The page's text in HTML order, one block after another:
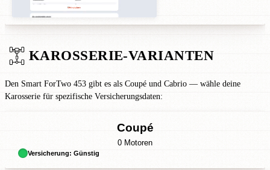
KAROSSERIE-VARIANTEN
Den Smart ForTwo 453 gibt es als Coupé und Cabrio — wähle deine
Karosserie für spezifische Versicherungsdaten:
Coupé
0 Motoren
Versicherung: Günstig